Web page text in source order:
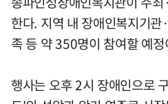
한다. 지역 내 장애인복지기
족 등 약 350명이 참여할 예정
행사는 오후 2시 장애인으로